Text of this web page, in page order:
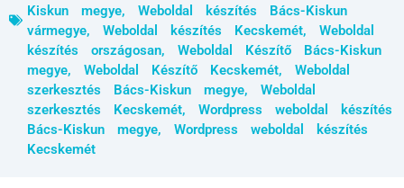
Kiskun megye, Weboldal készítés Bács-Kiskun
vármegye, Weboldal készítés Kecskemét, Weboldal
készítés országosan, Weboldal Készítő Bács-Kiskun
megye, Weboldal Készítő Kecskemét, Weboldal
szerkesztés Bács-Kiskun megye, Weboldal
szerkesztés Kecskemét, Wordpress weboldal készítés
Bács-Kiskun megye, Wordpress weboldal készítés
Kecskemét